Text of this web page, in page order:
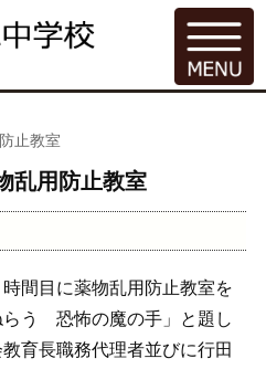
止教室
乱用防止教室
間目に薬物乱用防止教室を
らう 恐怖の魔の手」と題し
育長職務代理者並びに行田